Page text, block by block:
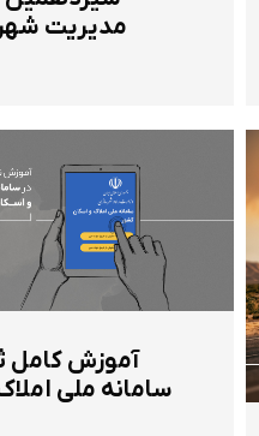
مدیریت
آموزش کامل
سامانه ملی